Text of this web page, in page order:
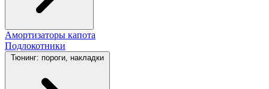
Амортизаторы капота
Подлокотники
Тюнинг: пороги, накладки